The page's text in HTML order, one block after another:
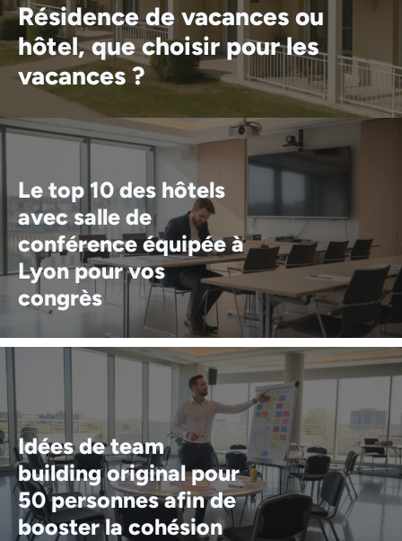
Résidence de vacances ou
hôtel, que choisir pour les
vacances ?
Le top 10 des hôtels
avec salle de
conférence équipée à
Lyon pour vos
congrès
Idées de team
building original pour
50 personnes afin de
booster la cohésion